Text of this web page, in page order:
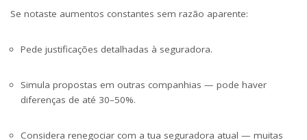
Se notaste aumentos constantes sem razão aparente:
Pede justificações detalhadas à seguradora.
Simula propostas em outras companhias — pode haver
diferenças de até 30–50%.
Considera renegociar com a tua seguradora atual — muitas